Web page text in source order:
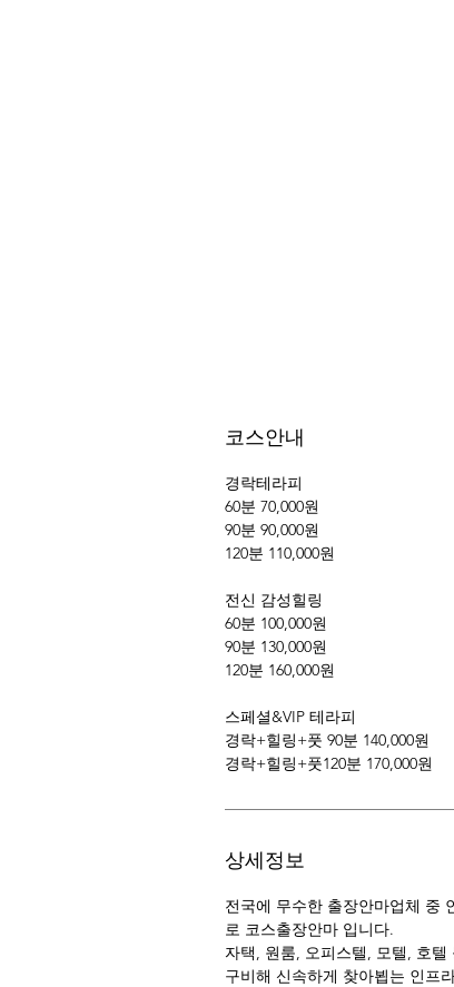
코스안내
경락테라피
60분 70,000원
90분 90,000원
120분 110,000원
전신 감성힐링
60분 100,000원
90분 130,000원
120분 160,000원
스페셜&VIP 테라피
경락+힐링+풋 90분 140,000원
경락+힐링+풋120분 170,000원
상세정보
전국에 무수한 출장안마업체 중
로 코스출장안마 입니다.
자택, 원룸, 오피스텔, 모텔, 호
구비해 신속하게 찾아뵙는 인프